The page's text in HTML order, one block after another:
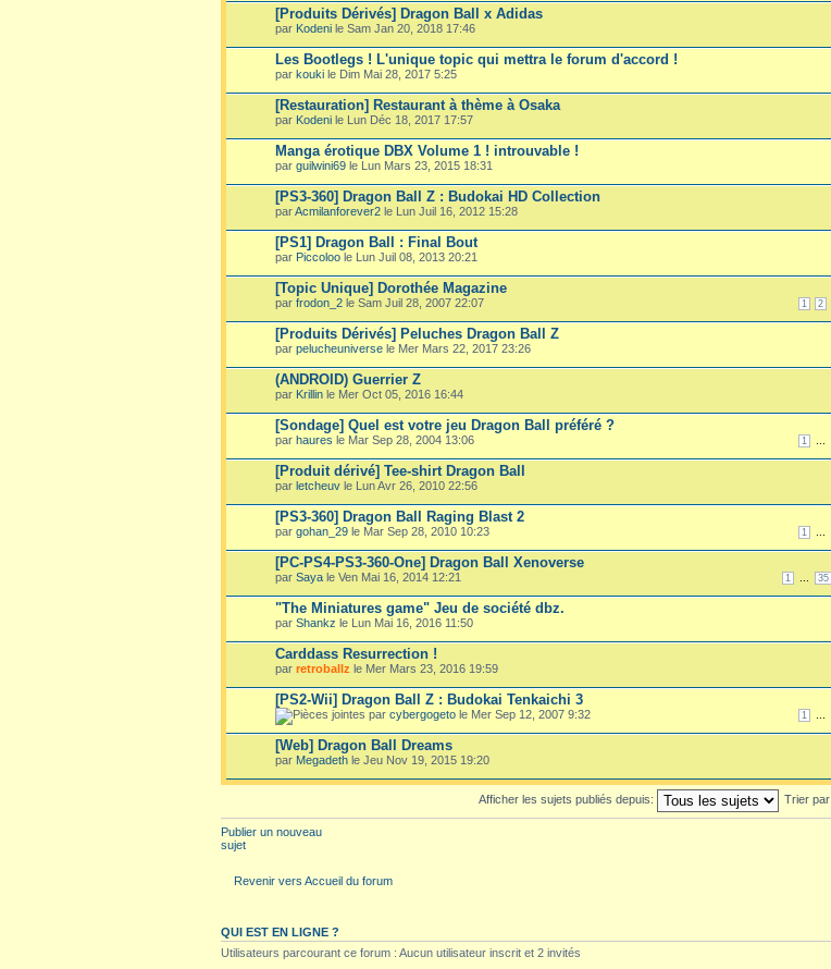
[Produits Dérivés] Dragon Ball x Adidas
par Kodeni le Sam Jan 20, 2018 17:46
Les Bootlegs ! L'unique topic qui mettra le forum d'accord !
par kouki le Dim Mai 28, 2017 5:25
[Restauration] Restaurant à thème à Osaka
par Kodeni le Lun Déc 18, 2017 17:57
Manga érotique DBX Volume 1 ! introuvable !
par guilwini69 le Lun Mars 23, 2015 18:31
[PS3-360] Dragon Ball Z : Budokai HD Collection
parAcmilanforever2 le Lun Juil 16, 2012 15:28
[PS1] Dragon Ball : Final Bout
par Piccoloo le Lun Juil 08, 2013 20:21
[Topic Unique] Dorothée Magazine
1 2
par frodon_2 le Sam Juil 28, 2007 22:07
[Produits Dérivés] Peluches Dragon Ball Z
par pelucheuniverse le Mer Mars 22, 2017 23:26
(ANDROID) Guerrier Z
par Krillin le Mer Oct 05, 2016 16:44
[Sondage] Quel est votre jeu Dragon Ball préféré ?
1
par haures le Mar Sep 28, 2004 13:06
[Produit dérivé] Tee-shirt Dragon Ball
par letcheuv le Lun Avr 26, 2010 22:56
[PS3-360] Dragon Ball Raging Blast 2
1
par gohan_29 le Mar Sep 28, 2010 10:23
[PC-PS4-PS3-360-One] Dragon Ball Xenoverse
1 35
par Saya le Ven Mai 16, 2014 12:21
"The Miniatures game" Jeu de société dbz.
par Shankz le Lun Mai 16, 2016 11:50
Carddass Resurrection !
par retroballz le Mer Mars 23, 2016 19:59
[PS2-Wii] Dragon Ball Z : Budokai Tenkaichi 3
1
par cybergogeto le Mer Sep 12, 2007 9:32
[Web] Dragon Ball Dreams
par Megadeth le Jeu Nov 19, 2015 19:20
Afficher les sujets publiés depuis: Trier par
Publier un nouveau
sujet
Revenir vers Accueil du forum
QUI EST EN LIGNE ?
Utilisateurs parcourant ce forum : Aucun utilisateur inscrit et 2 invités